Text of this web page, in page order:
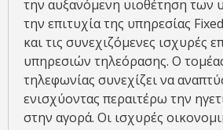
την αυξανόμενη υιοθέτηση των
την επιτυχία της υπηρεσίας
και τις συνεχιζόμενες ισχυρές
υπηρεσιών τηλεόρασης. Ο
τηλεφωνίας συνεχίζει να
ενισχύοντας περαιτέρω την
στην αγορά. Οι ισχυρές